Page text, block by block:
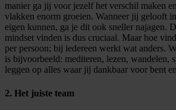
manier ga jij voor jezelf het verschil maken
vlakken enorm groeien. Wanneer jij gelooft
eigen kunnen, ga je dit ook sneller najagen.
mindset vinden is dus cruciaal. Maar hoe
per persoon; bij iedereen werkt wat anders.
is bijvoorbeeld: mediteren, lezen, wandelen,
leggen op alles waar jij dankbaar voor bent
2. Het juiste team